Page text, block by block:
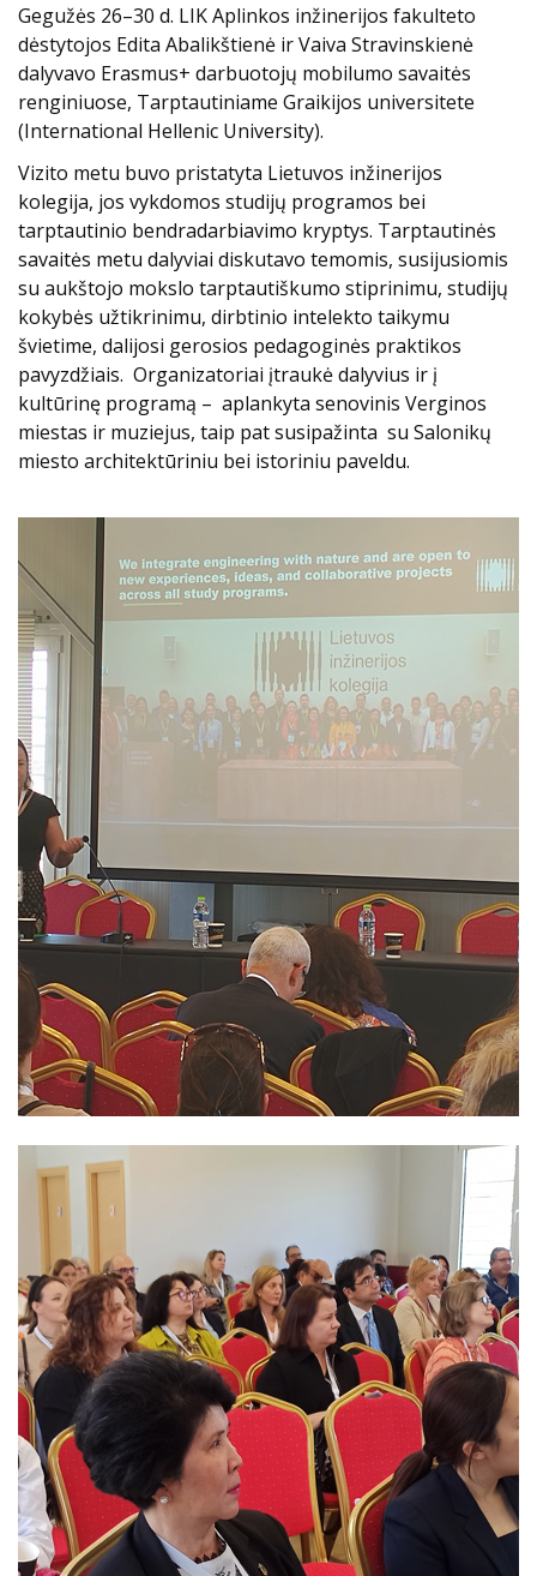
Gegužės 26–30 d. LIK Aplinkos inžinerijos fakulteto
dėstytojos Edita Abalikštienė ir Vaiva Stravinskienė
dalyvavo Erasmus+ darbuotojų mobilumo savaitės
renginiuose, Tarptautiniame Graikijos universitete
(International Hellenic University).
Vizito metu buvo pristatyta Lietuvos inžinerijos
kolegija, jos vykdomos studijų programos bei
tarptautinio bendradarbiavimo kryptys. Tarptautinės
savaitės metu dalyviai diskutavo temomis, susijusiomis
su aukštojo mokslo tarptautiškumo stiprinimu, studijų
kokybės užtikrinimu, dirbtinio intelekto taikymu
švietime, dalijosi gerosios pedagoginės praktikos
pavyzdžiais. Organizatoriai įtraukė dalyvius ir į
kultūrinę programą – aplankyta senovinis Verginos
miestas ir muziejus, taip pat susipažinta su Salonikų
miesto architektūriniu bei istoriniu paveldu.